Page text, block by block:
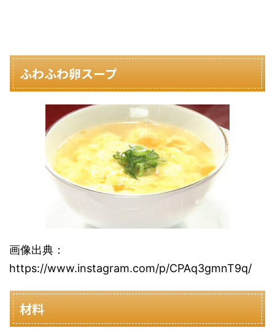
ふわふわ卵スープ
画像出典：
https://www.instagram.com/p/CPAq3gmnT9q/
材料